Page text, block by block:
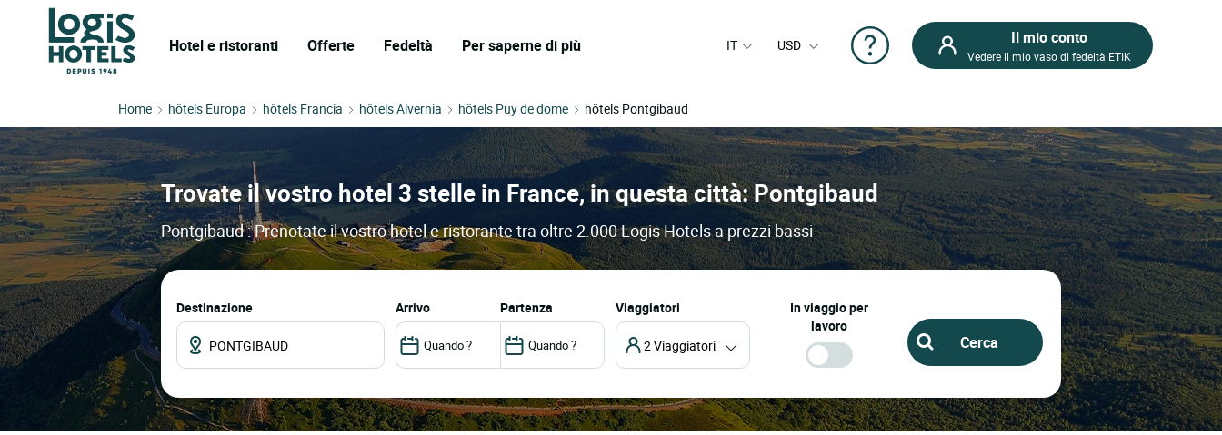
Hotel e ristoranti Offerte Fedeltà Per saperne di più IT USD Il mio conto
Vedere il mio vaso di fedeltà ETIK
Home hôtels Europa hôtels Francia hôtels Alvernia hôtels Puy de dome hôtels Pontgibaud
Trovate il vostro hotel 3 stelle in France, in questa città: Pontgibaud
Pontgibaud : Prenotate il vostro hotel e ristorante tra oltre 2.000 Logis Hotels a prezzi bassi
Destinazione arrivo partenza Viaggiatori
2 Viaggiatori
In viaggio per
lavoro